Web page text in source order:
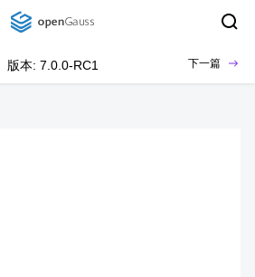
版本: 7.0.0-RC1 下一篇